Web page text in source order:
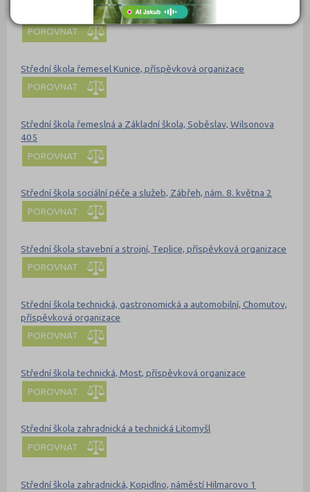
příspěvková organizace
POROVNAT
Střední škola řemesel Kunice, příspěvková organizace
POROVNAT
Střední škola řemeslná a Základní škola, Soběslav, Wilsonova
405
POROVNAT
Střední škola sociální péče a služeb, Zábřeh, nám. 8. května 2
POROVNAT
Střední škola stavební a strojní, Teplice, příspěvková organizace
POROVNAT
Střední škola technická, gastronomická a automobilní, Chomutov,
příspěvková organizace
POROVNAT
Střední škola technická, Most, příspěvková organizace
POROVNAT
Střední škola zahradnická a technická Litomyšl
POROVNAT
Střední škola zahradnická, Kopidlno, náměstí Hilmarovo 1